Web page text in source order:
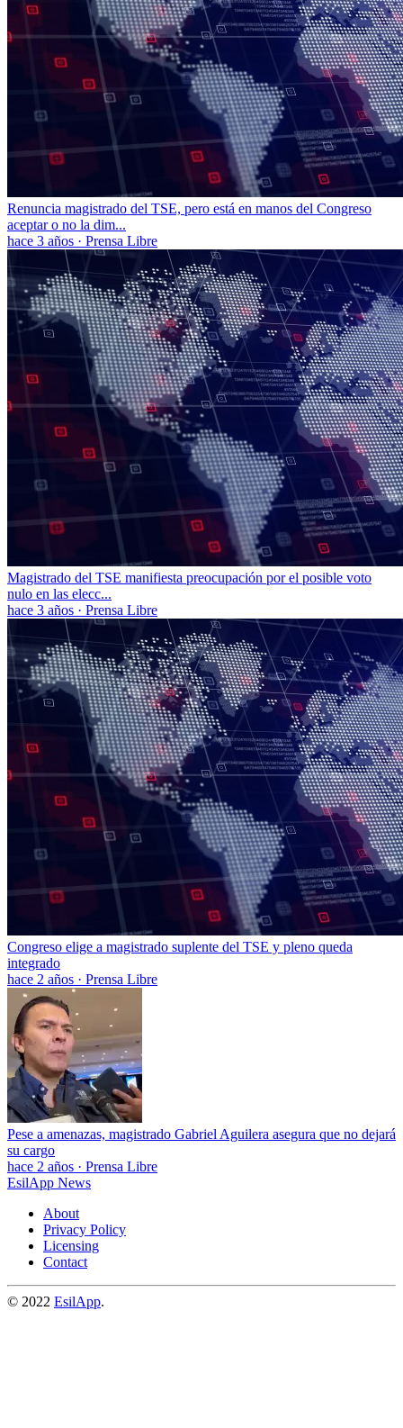
Renuncia magistrado del TSE, pero está en manos del Congreso
aceptar o no la dim...
hace 3 años · Prensa Libre
Magistrado del TSE manifiesta preocupación por el posible voto
nulo en las elecc...
hace 3 años · Prensa Libre
Congreso elige a magistrado suplente del TSE y pleno queda
integrado
hace 2 años · Prensa Libre
Pese a amenazas, magistrado Gabriel Aguilera asegura que no dejará
su cargo
hace 2 años · Prensa Libre
EsilApp News
About
Privacy Policy
Licensing
Contact
© 2022 EsilApp.